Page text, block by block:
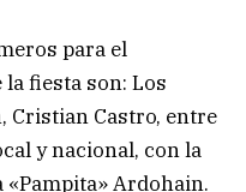
para el
fiesta son: Los
Cristian Castro, entre
y nacional, con la
Ardohain.